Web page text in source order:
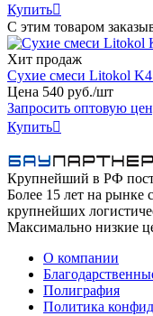
Купить
С этим товаром
Хит продаж
Сухие смеси Litokol
Цена 540 руб./шт
Запросить оптовую
Купить
Крупнейший в РФ
Более 15 лет на рынке
крупнейших
Максимально низкие
О компании
Полиграфия
Политика